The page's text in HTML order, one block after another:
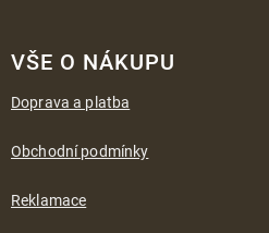
VŠE O NÁKUPU
Doprava a platba
Obchodní podmínky
Reklamace